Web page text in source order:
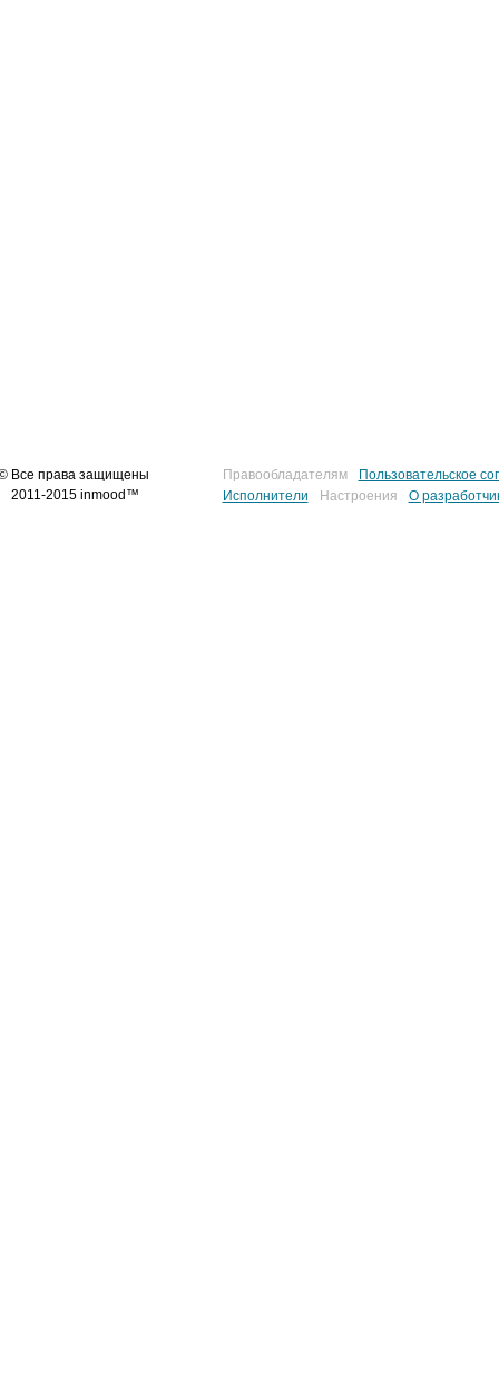
Все права защищены
2011-2015 inmood™
Правообладателям
Пользовательское
Исполнители
Настроения О